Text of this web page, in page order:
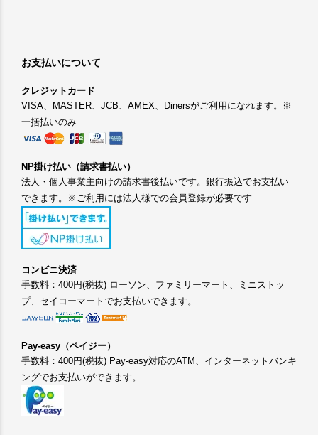
お支払いについて
クレジットカード
VISA、MASTER、JCB、AMEX、Dinersがご利用になれます。※
一括払いのみ
NP掛け払い（請求書払い）
法人・個人事業主向けの請求書後払いです。銀行振込でお支払い
できます。※ご利用には法人様での会員登録が必要です
コンビニ決済
手数料：400円(税抜) ローソン、ファミリーマート、ミニストッ
プ、セイコーマートでお支払いできます。
Pay-easy（ペイジー）
手数料：400円(税抜) Pay-easy対応のATM、インターネットバンキ
ングでお支払いができます。